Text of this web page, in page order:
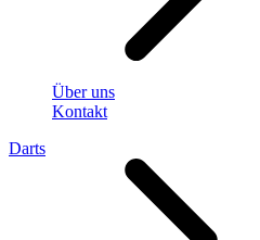
Über uns
Kontakt
Darts